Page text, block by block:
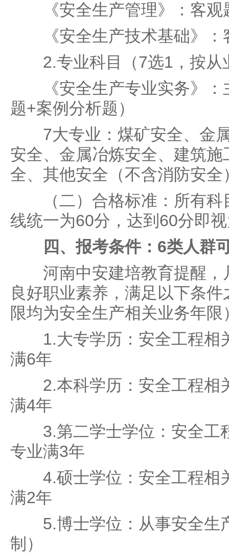
《安全生产管理》：客观
《安全生产技术基础》：
2.专业科目（7选1，按从
《安全生产专业实务》：
题+案例分析题）
7大专业：煤矿安全、金属
安全、金属冶炼安全、建筑
全、其他安全（不含消防安全
（二）合格标准：所有科
线统一为60分，达到60分即
四、报考条件：6类人群
河南中安建培教育提醒，
良好职业素养，满足以下条
限均为安全生产相关业务年限
1.大专学历：安全工程相
满6年
2.本科学历：安全工程相
满4年
3.第二学士学位：安全工
专业满3年
4.硕士学位：安全工程相
满2年
5.博士学位：从事安全生
制）